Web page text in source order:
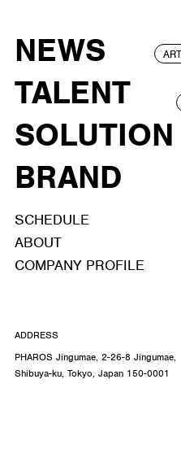
NEWS
TALENT
SOLUTION
BRAND
SCHEDULE
ABOUT
COMPANY PROFILE
ADDRESS
PHAROS Jingumae, 2-26-8 Jingumae,
Shibuya-ku, Tokyo, Japan 150-0001